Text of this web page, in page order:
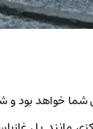
خواهد بود و